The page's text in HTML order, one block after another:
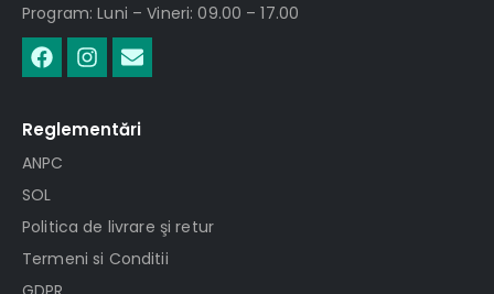
Program: Luni – Vineri: 09.00 – 17.00
Reglementări
ANPC
SOL
Politica de livrare şi retur
Termeni si Conditii